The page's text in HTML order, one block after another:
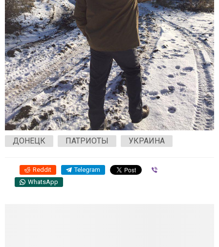
ДОНЕЦК ПАТРИОТЫ УКРАИНА
Reddit Telegram
WhatsApp